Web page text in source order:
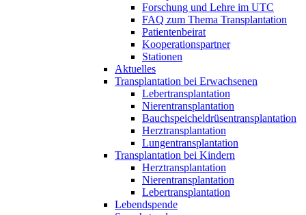
Forschung und Lehre im UTC
FAQ zum Thema Transplantation
Patientenbeirat
Kooperationspartner
Stationen
Aktuelles
Transplantation bei Erwachsenen
Lebertransplantation
Nierentransplantation
Bauchspeicheldrüsentransplantation
Herztransplantation
Lungentransplantation
Transplantation bei Kindern
Herztransplantation
Nierentransplantation
Lebertransplantation
Lebendspende